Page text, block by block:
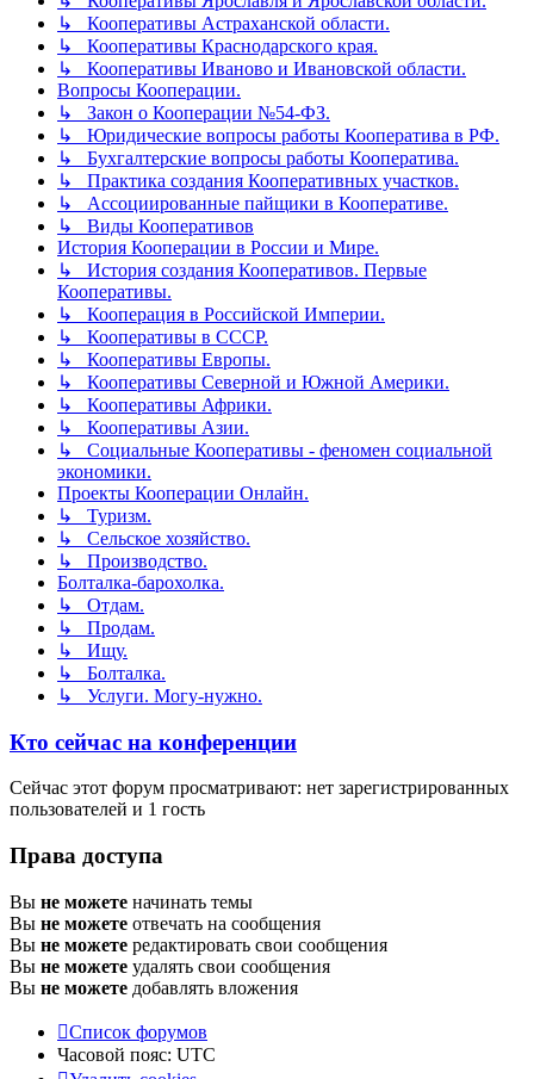
↳ Кооперативы Астраханской области.
↳ Кооперативы Краснодарского края.
↳ Кооперативы Иваново и Ивановской области.
Вопросы Кооперации.
↳ Закон о Кооперации №54-ФЗ.
↳ Юридические вопросы работы Кооператива в РФ.
↳ Бухгалтерские вопросы работы Кооператива.
↳ Практика создания Кооперативных участков.
↳ Ассоциированные пайщики в Кооперативе.
↳ Виды Кооперативов
История Кооперации в России и Мире.
↳ История создания Кооперативов. Первые
Кооперативы.
↳ Кооперация в Российской Империи.
↳ Кооперативы в СССР.
↳ Кооперативы Европы.
↳ Кооперативы Северной и Южной Америки.
↳ Кооперативы Африки.
↳ Кооперативы Азии.
↳ Социальные Кооперативы - феномен социальной
экономики.
Проекты Кооперации Онлайн.
↳ Туризм.
↳ Сельское хозяйство.
↳ Производство.
Болталка-барохолка.
↳ Отдам.
↳ Продам.
↳ Ищу.
↳ Болталка.
↳ Услуги. Могу-нужно.
Кто сейчас на конференции
Сейчас этот форум просматривают: нет зарегистрированных
пользователей и 1 гость
Права доступа
Вы не можете начинать темы
Вы не можете отвечать на сообщения
Вы не можете редактировать свои сообщения
Вы не можете удалять свои сообщения
Вы не можете добавлять вложения
Список форумов
Часовой пояс: UTC